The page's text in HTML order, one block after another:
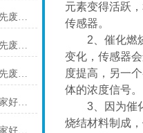
A嵊州RCO厂家哪家好？耀先废气处理设备厂家13年行业经验
A诸暨RCO厂家哪家好？耀先废气处理设备厂家无2次污染
A平湖RCO厂家哪家好？耀先废气处理设备厂家1站式供应
A溧阳催化燃烧RCO厂家哪家好？耀先废气处理设备厂家1次达标
A乐清催化燃烧RCO厂家哪家好？耀先废气处理设备厂家1次达标排放
元素变得活跃
传感器。
2、催化燃烧
变化，传感器
度提高，另一
体的浓度信号。
3、因为催化
烧结材料制成